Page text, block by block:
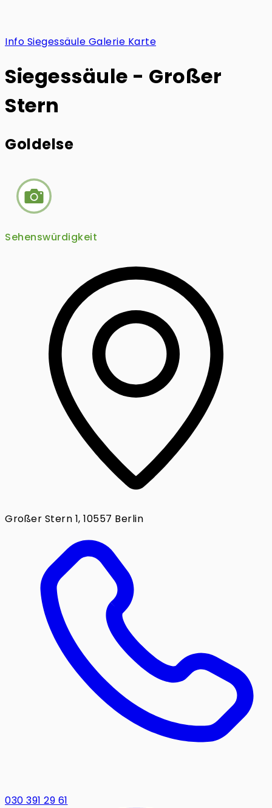
Info Siegessäule Galerie Karte
Siegessäule - Großer
Stern
Goldelse
Sehenswürdigkeit
Großer Stern 1, 10557 Berlin
030 391 29 61